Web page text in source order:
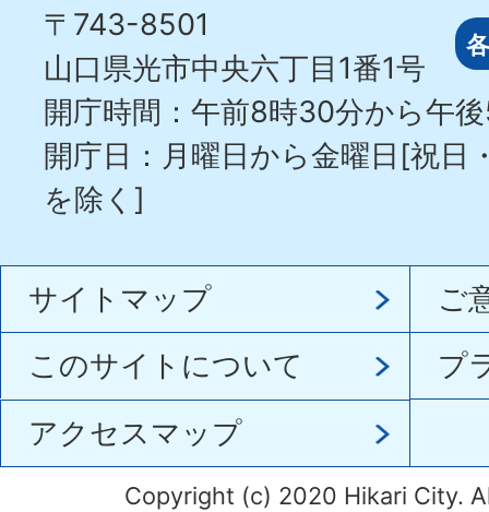
〒743-8501
山口県光市中央六丁目1番1号
開庁時間：午前8時30分から午
開庁日：月曜日から金曜日[祝日
を除く]
サイトマップ
ご
このサイトについて
プ
アクセスマップ
Copyright (c) 2020 Hikari City.